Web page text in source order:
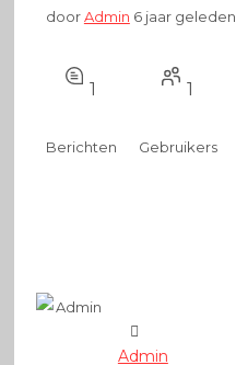
doorAdmin 6 jaar geleden
1
Berichten
1
Gebruikers
Admin